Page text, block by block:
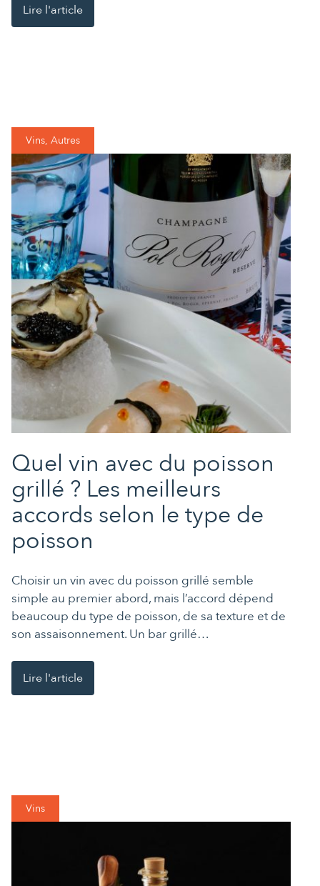
Lire l'article
Vins, Autres
Quel vin avec du poisson
grillé ? Les meilleurs
accords selon le type de
poisson
Choisir un vin avec du poisson grillé semble
simple au premier abord, mais l’accord dépend
beaucoup du type de poisson, de sa texture et de
son assaisonnement. Un bar grillé…
Lire l'article
Vins